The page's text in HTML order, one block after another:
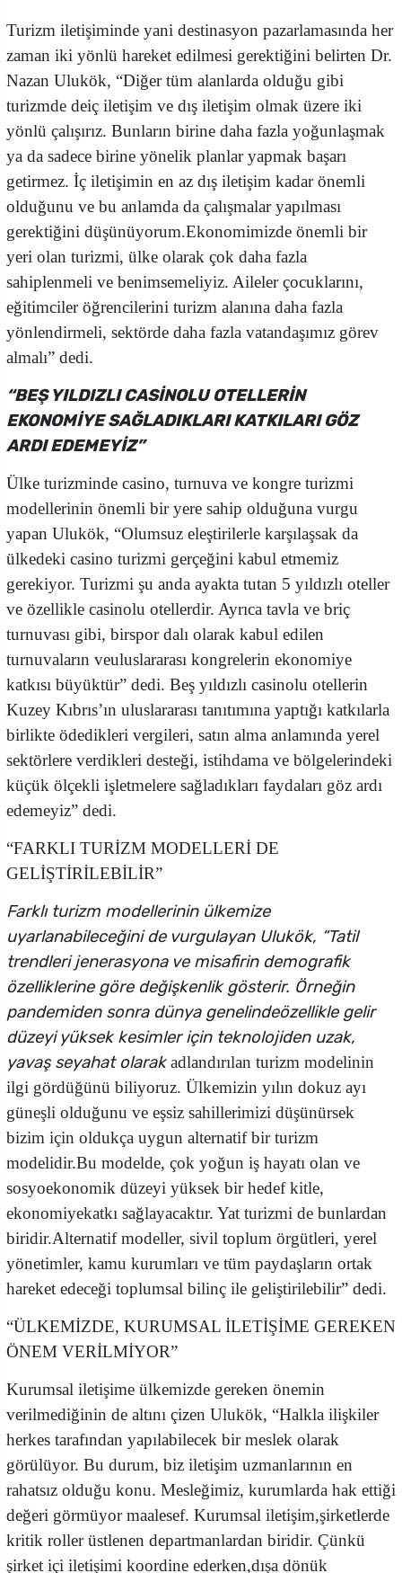
Turizm iletişiminde yani destinasyon pazarlamasında her
zaman iki yönlü hareket edilmesi gerektiğini belirten Dr.
Nazan Ulukök, “Diğer tüm alanlarda olduğu gibi
turizmde deiç iletişim ve dış iletişim olmak üzere iki
yönlü çalışırız. Bunların birine daha fazla yoğunlaşmak
ya da sadece birine yönelik planlar yapmak başarı
getirmez. İç iletişimin en az dış iletişim kadar önemli
olduğunu ve bu anlamda da çalışmalar yapılması
gerektiğini düşünüyorum.Ekonomimizde önemli bir
yeri olan turizmi, ülke olarak çok daha fazla
sahiplenmeli ve benimsemeliyiz. Aileler çocuklarını,
eğitimciler öğrencilerini turizm alanına daha fazla
yönlendirmeli, sektörde daha fazla vatandaşımız görev
almalı” dedi.
“BEŞ YILDIZLI CASİNOLU OTELLERİN
EKONOMİYE SAĞLADIKLARI KATKILARI GÖZ
ARDI EDEMEYİZ”
Ülke turizminde casino, turnuva ve kongre turizmi
modellerinin önemli bir yere sahip olduğuna vurgu
yapan Ulukök, “Olumsuz eleştirilerle karşılaşsak da
ülkedeki casino turizmi gerçeğini kabul etmemiz
gerekiyor. Turizmi şu anda ayakta tutan 5 yıldızlı oteller
ve özellikle casinolu otellerdir. Ayrıca tavla ve briç
turnuvası gibi, birspor dalı olarak kabul edilen
turnuvaların veuluslararası kongrelerin ekonomiye
katkısı büyüktür” dedi. Beş yıldızlı casinolu otellerin
Kuzey Kıbrıs’ın uluslararası tanıtımına yaptığı katkılarla
birlikte ödedikleri vergileri, satın alma anlamında yerel
sektörlere verdikleri desteği, istihdama ve bölgelerindeki
küçük ölçekli işletmelere sağladıkları faydaları göz ardı
edemeyiz” dedi.
“FARKLI TURİZM MODELLERİ DE
GELİŞTİRİLEBİLİR”
Farklı turizm modellerinin ülkemize
uyarlanabileceğini de vurgulayan Ulukök, “Tatil
trendleri jenerasyona ve misafirin demografik
özelliklerine göre değişkenlik gösterir. Örneğin
pandemiden sonra dünya genelindeözellikle gelir
düzeyi yüksek kesimler için teknolojiden uzak,
yavaş seyahat olarakadlandırılan turizm modelinin
ilgi gördüğünü biliyoruz. Ülkemizin yılın dokuz ayı
güneşli olduğunu ve eşsiz sahillerimizi düşünürsek
bizim için oldukça uygun alternatif bir turizm
modelidir.Bu modelde, çok yoğun iş hayatı olan ve
sosyoekonomik düzeyi yüksek bir hedef kitle,
ekonomiyekatkı sağlayacaktır. Yat turizmi de bunlardan
biridir.Alternatif modeller, sivil toplum örgütleri, yerel
yönetimler, kamu kurumları ve tüm paydaşların ortak
hareket edeceği toplumsal bilinç ile geliştirilebilir” dedi.
“ÜLKEMİZDE, KURUMSAL İLETİŞİME GEREKEN
ÖNEM VERİLMİYOR”
Kurumsal iletişime ülkemizde gereken önemin
verilmediğinin de altını çizen Ulukök, “Halkla ilişkiler
herkes tarafından yapılabilecek bir meslek olarak
görülüyor. Bu durum, biz iletişim uzmanlarının en
rahatsız olduğu konu. Mesleğimiz, kurumlarda hak ettiği
değeri görmüyor maalesef. Kurumsal iletişim,şirketlerde
kritik roller üstlenen departmanlardan biridir. Çünkü
şirket içi iletişimi koordine ederken,dışa dönük